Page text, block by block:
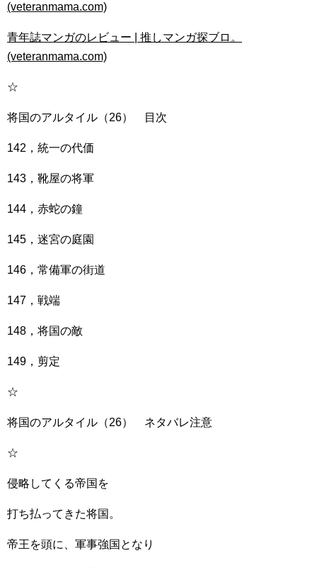
(veteranmama.com)
青年誌マンガのレビュー | 推しマンガ探ブロ。
(veteranmama.com)
☆
将国のアルタイル（26） 目次
142，統一の代価
143，靴屋の将軍
144，赤蛇の鐘
145，迷宮の庭園
146，常備軍の街道
147，戦端
148，将国の敵
149，剪定
☆
将国のアルタイル（26） ネタバレ注意
☆
侵略してくる帝国を
打ち払ってきた将国。
帝王を頭に、軍事強国となり